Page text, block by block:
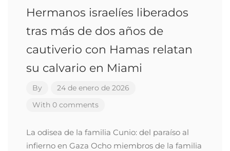
Hermanos israelíes liberados
tras más de dos años de
cautiverio con Hamas relatan
su calvario en Miami
By
24 de enero de 2026
With 0 comments
La odisea de la familia Cunio: del paraíso al
infierno en Gaza Ocho miembros de la familia